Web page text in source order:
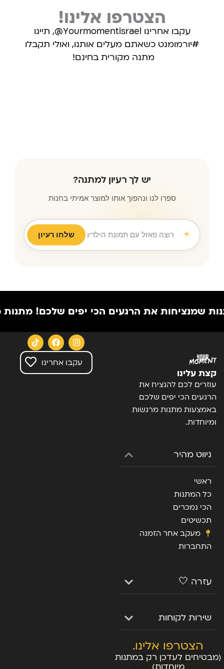
הצטרפו אלינו!
עקבו אחרינו Yourmomentisrael@, תייגו
#יורמומנט כשאתם מעלים אותנו, ואולי תקבלו
מתנה מקורית בחינם!
יש לך רעיון למתנה?
ספרו לנו ונהפוך אותו למוצר אמיתי בחנות
רוצה פאזל עם תמונת הילדים לסבא וסבתא ליום נישואין
שלחו רעיון
את הרגעים הכי יפים שלכם! מתנות
קצת עלינו
עוזרים לכם להנציח את
הרגעים הכי יפים שלכם
באמצעות מתנות מרגשות
ומיוחדות.
ניווט מהיר
ראשי
כל המתנות
הכי נמכרים
תכשיטים
מעקב אחר הזמנה
התחברות
עזרה 🤍
שירות לקוחות
הצטרפו אלינו.
(מבטיחים לעדכן רק במתנות
עקבו אחרינו